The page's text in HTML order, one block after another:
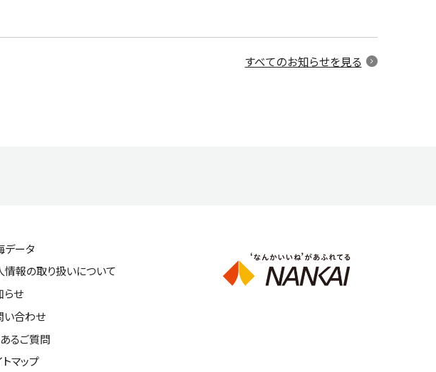
すべてのお知らせを見る
データ
情報の取り扱いについて
らせ
い合わせ
あるご質問
マップ